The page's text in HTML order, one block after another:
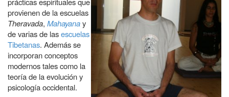
provienen de la escuelas
Theravada, Mahayanay
de varias de lasescuelas
Tibetanas. Además se
incorporan conceptos
modernos tales como la
teoría de la evolución y
psicología occidental.